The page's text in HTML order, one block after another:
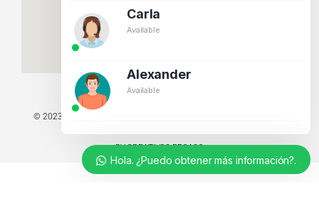
© 2023 TODOS LOS DERECHOS RESERVADOS - TECNIT TU TIENDA
BY CREATIVOS PEGASO
Carla
Available
Alexander
Available
Hola. ¿Puedo obtener más información?.